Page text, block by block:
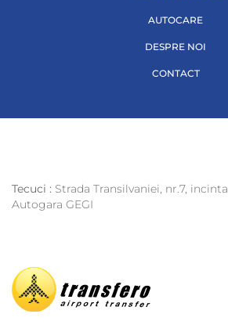
AUTOCARE
DESPRE NOI
CONTACT
Tecuci : Strada Transilvaniei, nr.7, incinta
Autogara GEGI